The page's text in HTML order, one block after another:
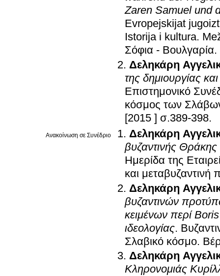
Zaren Samuel und
Evropejskijat
Istorija i kultura.
Σόφια - Βουλγαρία.
Δεληκάρη
της δημιουργίας
Επιστημονικό
κόσμος των
[2015 ] σ.389-398.
Ανακοίνωση σε Συνέδριο
Δεληκάρη
βυζαντινής
Ημερίδα της
και μεταβυζαντινή
Δεληκάρη
βυζαντινών
κειμένων περί Boris
ιδεολογίας.
Σλαβικό κόσμο.
Δεληκάρη
Κληρονομιάς